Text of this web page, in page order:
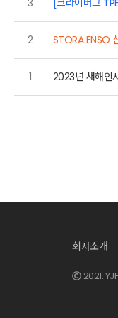
3 [크라이버그
2 STORA ENSO
1 2023년 새해인
회사소개
2021.